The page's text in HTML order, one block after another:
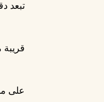
تبعد
على